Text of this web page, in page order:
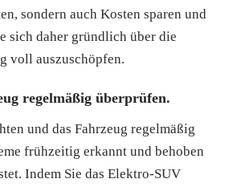
sondern auch Kosten sparen und
sich daher gründlich über die
voll auszuschöpfen.
regelmäßig überprüfen.
und das Fahrzeug regelmäßig
frühzeitig erkannt und behoben
Indem Sie das Elektro-SUV